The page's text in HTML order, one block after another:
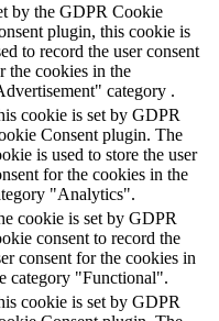
by the GDPR Cookie
plugin, this cookie is
to record the user consent
the cookies in the
category .
cookie is set by GDPR
Consent plugin. The
is used to store the user
for the cookies in the
"Analytics".
cookie is set by GDPR
consent to record the
consent for the cookies in
category "Functional".
cookie is set by GDPR